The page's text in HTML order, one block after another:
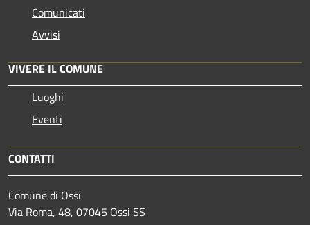
Comunicati
Avvisi
VIVERE IL COMUNE
Luoghi
Eventi
CONTATTI
Comune di Ossi
Via Roma, 48, 07045 Ossi SS